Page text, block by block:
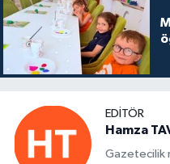
EDITÖR
Hamza
Gazetecilik